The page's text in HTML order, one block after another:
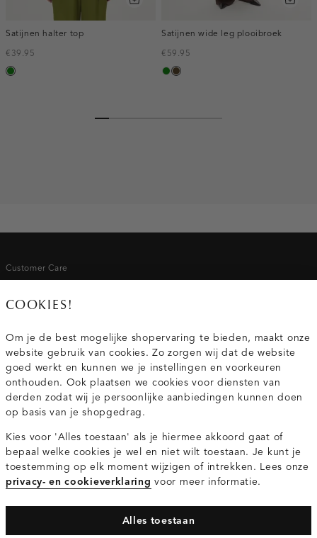
Satijnen halter top
€39.95
groen
Satijnen wide leg plooibroek
€59.95
groen
toffee
Customer Care
Van maandag t/m vrijdag van 8.30 uur tot 18.00 uur.
Service
Topcategorieën voor jou
COOKIES!
Om je de best mogelijke shopervaring te bieden, maakt onze
website gebruik van cookies. Zo zorgen wij dat de website
goed werkt en kunnen we je instellingen en voorkeuren
onthouden. Ook plaatsen we cookies voor diensten van
derden zodat wij je persoonlijke aanbiedingen kunnen doen
op basis van je shopgedrag.
Kies voor 'Alles toestaan' als je hiermee akkoord gaat of
bepaal welke cookies je wel en niet wilt toestaan. Je kunt je
toestemming op elk moment wijzigen of intrekken. Lees onze
privacy- en cookieverklaring voor meer informatie.
Alles toestaan